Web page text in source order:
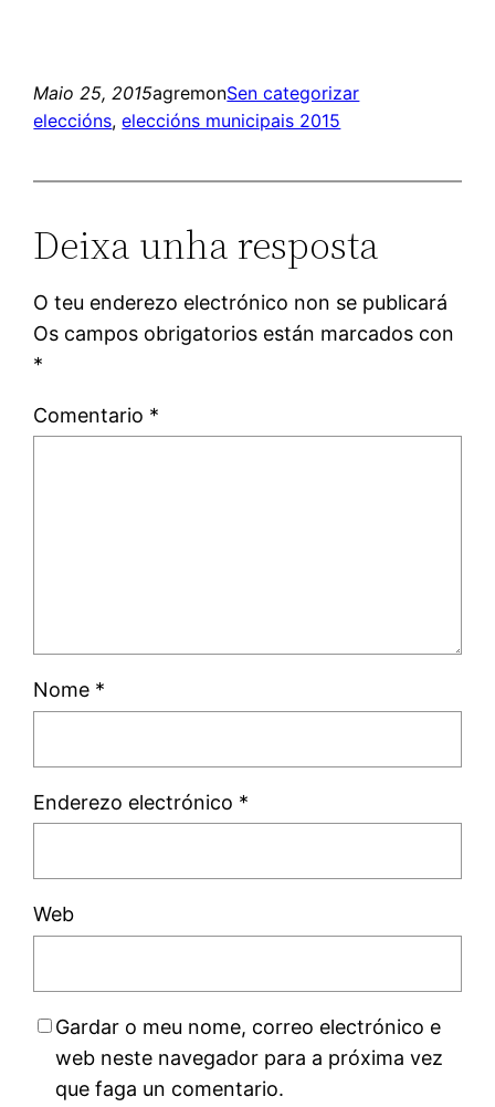
Maio 25, 2015agremonSen categorizar
eleccións, eleccións municipais 2015
Deixa unha resposta
O teu enderezo electrónico non se publicará
Os campos obrigatorios están marcados con
*
Comentario *
Nome *
Enderezo electrónico *
Web
Gardar o meu nome, correo electrónico e
web neste navegador para a próxima vez
que faga un comentario.